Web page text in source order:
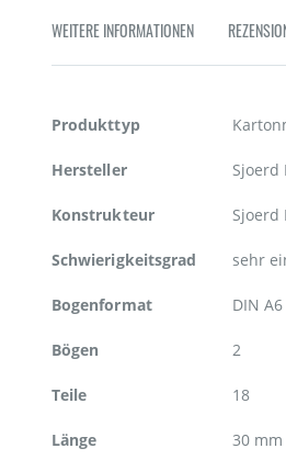
der
springen
WEITERE INFORMATIONEN
Weitere
Produkttyp
Hersteller Sjoerd
Konstrukteur Sjoerd
Schwierigkeitsgrad sehr
Bogenformat DIN A6
Bögen 2
Teile 18
Länge 30 mm